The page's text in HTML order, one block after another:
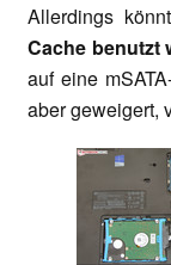
Allerdings
Cache benutzt
auf eine
aber geweigert,